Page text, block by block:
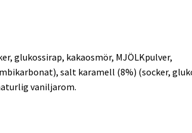
glukossirap, kakaosmör, MJÖLKpulver,
salt karamell (8%) (socker,
vaniljarom.